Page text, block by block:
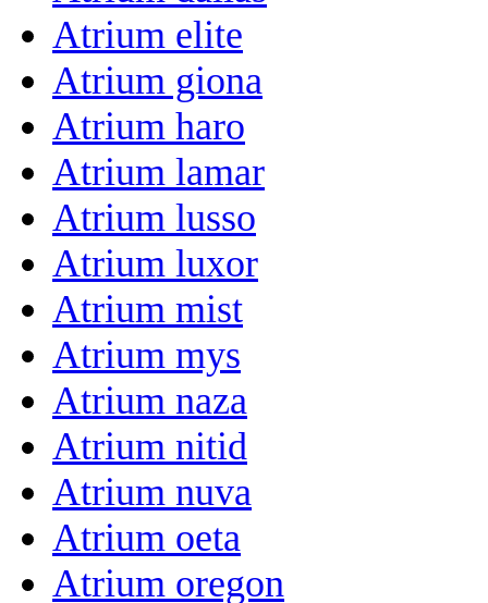
Atrium elite
Atrium giona
Atrium haro
Atrium lamar
Atrium lusso
Atrium luxor
Atrium mist
Atrium mys
Atrium naza
Atrium nitid
Atrium nuva
Atrium oeta
Atrium oregon